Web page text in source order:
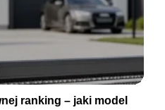
ranking – jaki model